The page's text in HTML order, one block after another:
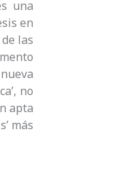
una
en
las
no
apta
más